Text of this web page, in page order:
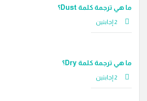
ما هي ترجمة كلمة Dust؟
‫2 إجابتين
ما هي ترجمة كلمة Dry؟
‫2 إجابتين